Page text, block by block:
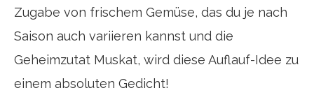
Zugabe von frischem Gemüse, das du je nach
Saison auch variieren kannst und die
Geheimzutat Muskat, wird diese Auflauf-Idee zu
einem absoluten Gedicht!